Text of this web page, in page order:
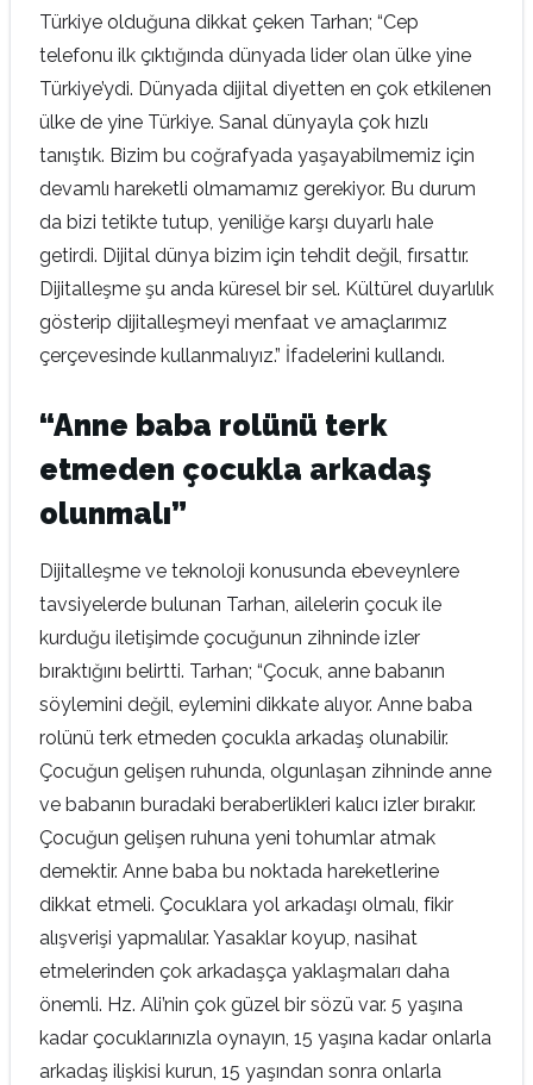
Türkiye olduğuna dikkat çeken Tarhan; “Cep
telefonu ilk çıktığında dünyada lider olan ülke yine
Türkiye’ydi. Dünyada dijital diyetten en çok etkilenen
ülke de yine Türkiye. Sanal dünyayla çok hızlı
tanıştık. Bizim bu coğrafyada yaşayabilmemiz için
devamlı hareketli olmamamız gerekiyor. Bu durum
da bizi tetikte tutup, yeniliğe karşı duyarlı hale
getirdi. Dijital dünya bizim için tehdit değil, fırsattır.
Dijitalleşme şu anda küresel bir sel. Kültürel duyarlılık
gösterip dijitalleşmeyi menfaat ve amaçlarımız
çerçevesinde kullanmalıyız.” İfadelerini kullandı.
“Anne baba rolünü terk
etmeden çocukla arkadaş
olunmalı”
Dijitalleşme ve teknoloji konusunda ebeveynlere
tavsiyelerde bulunan Tarhan, ailelerin çocuk ile
kurduğu iletişimde çocuğunun zihninde izler
bıraktığını belirtti. Tarhan; “Çocuk, anne babanın
söylemini değil, eylemini dikkate alıyor. Anne baba
rolünü terk etmeden çocukla arkadaş olunabilir.
Çocuğun gelişen ruhunda, olgunlaşan zihninde anne
ve babanın buradaki beraberlikleri kalıcı izler bırakır.
Çocuğun gelişen ruhuna yeni tohumlar atmak
demektir. Anne baba bu noktada hareketlerine
dikkat etmeli. Çocuklara yol arkadaşı olmalı, fikir
alışverişi yapmalılar. Yasaklar koyup, nasihat
etmelerinden çok arkadaşça yaklaşmaları daha
önemli. Hz. Ali’nin çok güzel bir sözü var. 5 yaşına
kadar çocuklarınızla oynayın, 15 yaşına kadar onlarla
arkadaş ilişkisi kurun, 15 yaşından sonra onlarla